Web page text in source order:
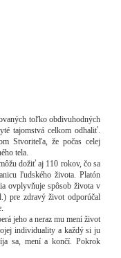
toľko obdivuhodných
tajomstvá celkom odhaliť.
Stvoriteľa, že počas celej
tela.
dožiť aj 110 rokov, čo sa
ľudského života. Platón
ovplyvňuje spôsob života v
pre zdravý život odporúčal
jeho a neraz mu mení život
individuality a každý si ju
sa, mení a končí. Pokrok